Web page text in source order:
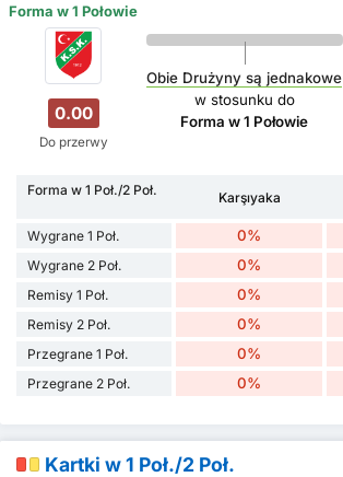
Forma w 1 Połowie
0.00
Do przerwy
Obie Drużyny są jednakowe
w stosunku do
Forma w 1 Połowie
Forma w 1 Poł./2 Poł. Karşıyaka
Wygrane 1 Poł.
0%
Wygrane 2 Poł. 0%
Remisy 1 Poł. 0%
Remisy 2 Poł. 0%
Przegrane 1 Poł. 0%
Przegrane 2 Poł. 0%
Kartki w 1 Poł./2 Poł.